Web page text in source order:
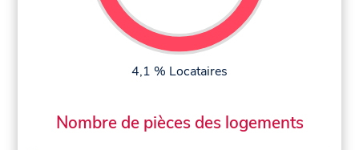
4,1 % Locataires
Nombre de pièces des logements